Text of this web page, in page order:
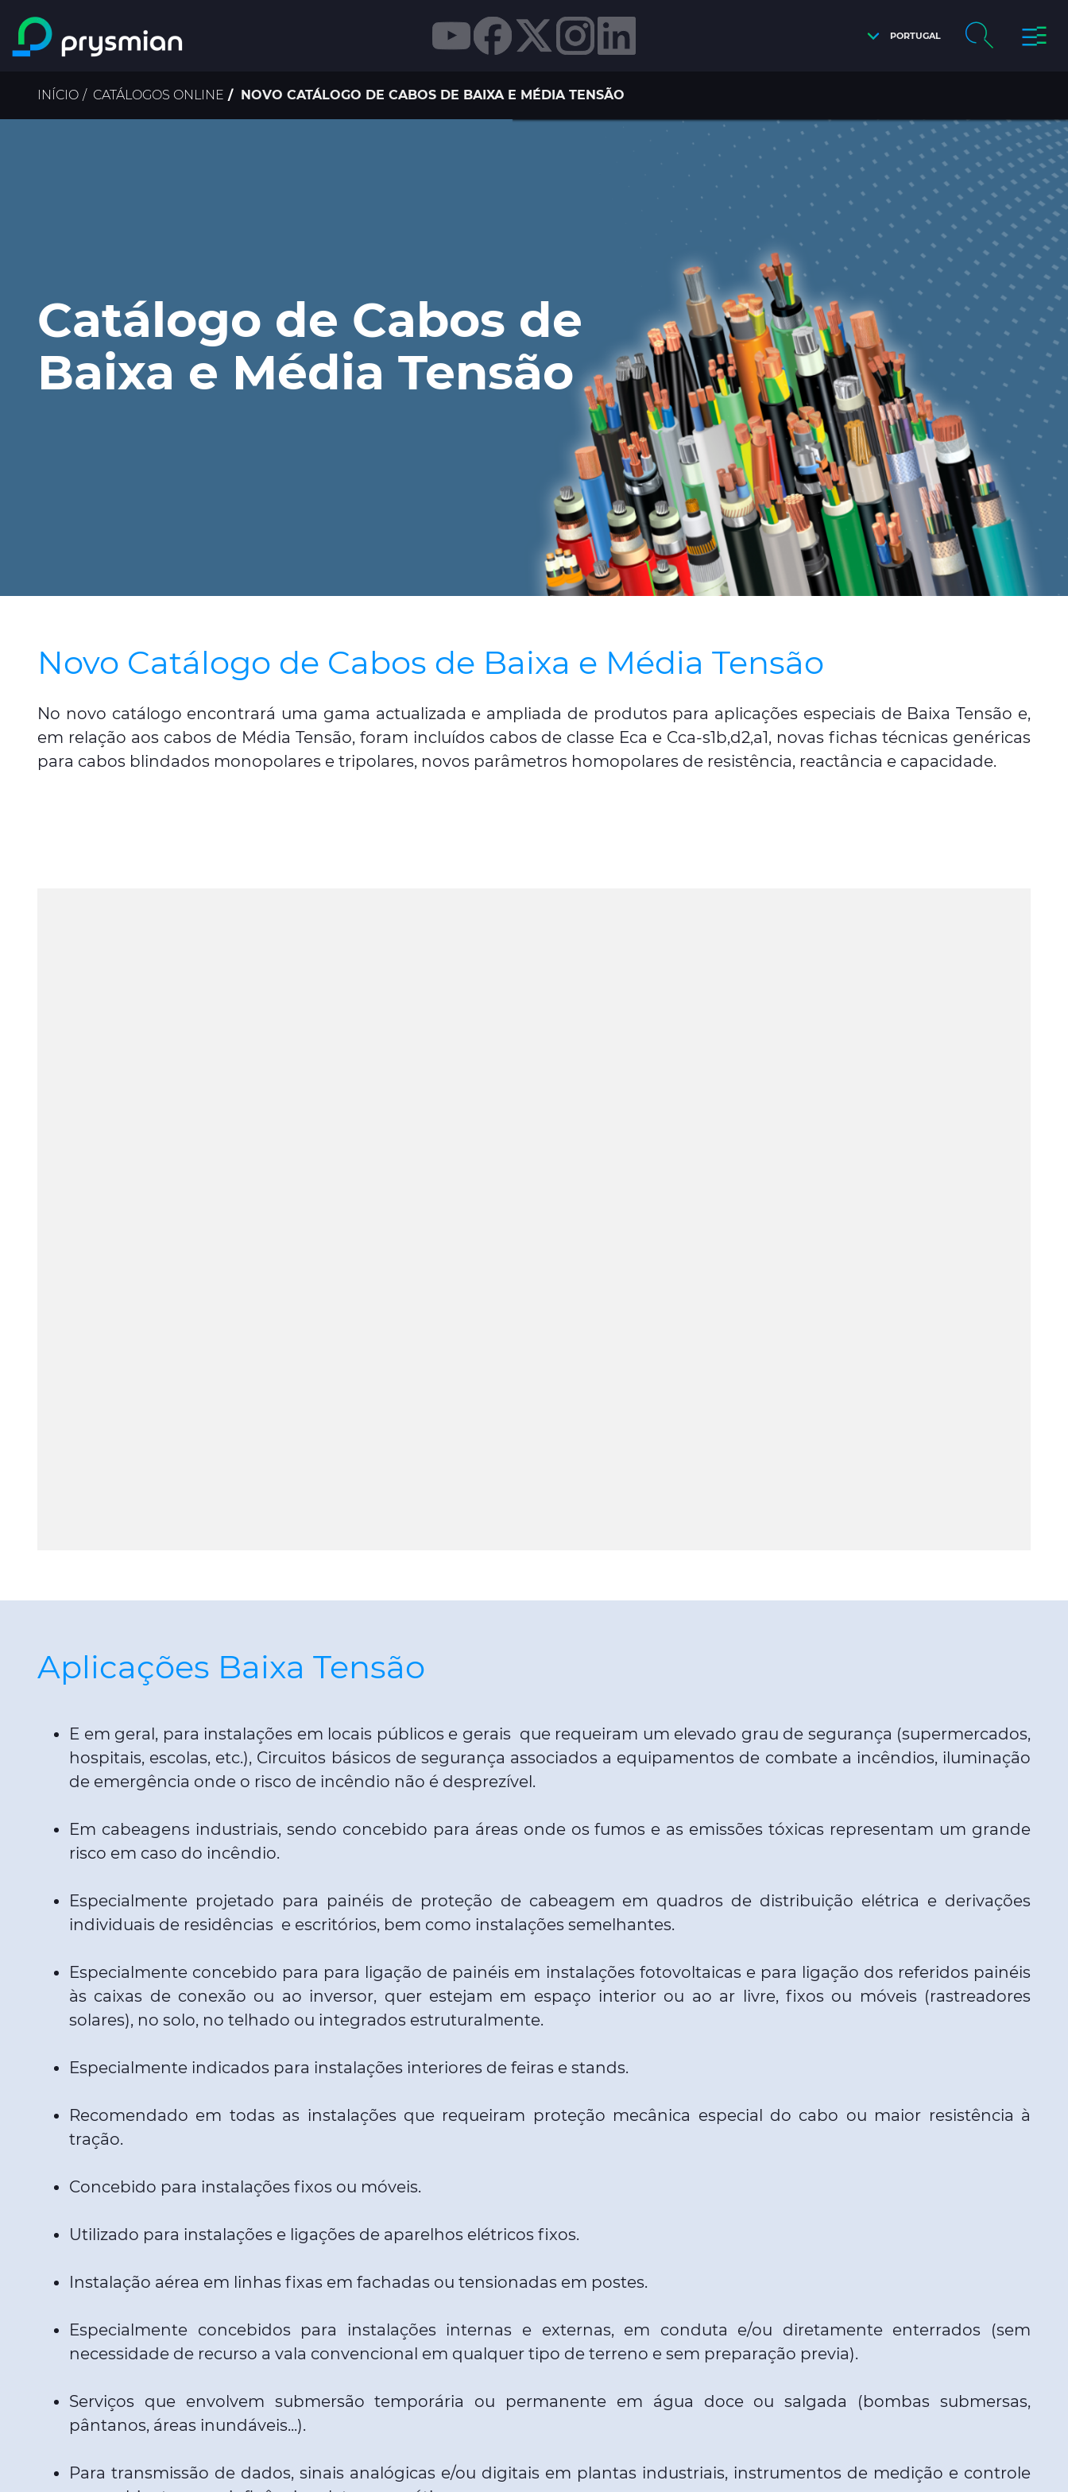
Ir para o conteúdo
principal
PORTUGAL
Navegação
estrutural
INÍCIO CATÁLOGOS ONLINE NOVO CATÁLOGO DE CABOS DE BAIXA E MÉDIA TENSÃO
Catálogo de Cabos de
Baixa e Média Tensão
Novo Catálogo de Cabos de Baixa e Média Tensão
No novo catálogo encontrará uma gama actualizada e ampliada de produtos para aplicações especiais de Baixa Tensão e,
em relação aos cabos de Média Tensão, foram incluídos cabos de classe Eca e Cca-s1b,d2,a1, novas fichas técnicas genéricas
para cabos blindados monopolares e tripolares, novos parâmetros homopolares de resistência, reactância e capacidade.
Aplicações Baixa Tensão
E em geral, para instalações em locais públicos e gerais que requeiram um elevado grau de segurança (supermercados,
hospitais, escolas, etc.), Circuitos básicos de segurança associados a equipamentos de combate a incêndios, iluminação
de emergência onde o risco de incêndio não é desprezível.
Em cabeagens industriais, sendo concebido para áreas onde os fumos e as emissões tóxicas representam um grande
risco em caso do incêndio.
Especialmente projetado para painéis de proteção de cabeagem em quadros de distribuição elétrica e derivações
individuais de residências e escritórios, bem como instalações semelhantes.
Especialmente concebido para para ligação de painéis em instalações fotovoltaicas e para ligação dos referidos painéis
às caixas de conexão ou ao inversor, quer estejam em espaço interior ou ao ar livre, fixos ou móveis (rastreadores
solares), no solo, no telhado ou integrados estruturalmente.
Especialmente indicados para instalações interiores de feiras e stands.
Recomendado em todas as instalações que requeiram proteção mecânica especial do cabo ou maior resistência à
tração.
Concebido para instalações fixos ou móveis.
Utilizado para instalações e ligações de aparelhos elétricos fixos.
Instalação aérea em linhas fixas em fachadas ou tensionadas em postes.
Especialmente concebidos para instalações internas e externas, em conduta e/ou diretamente enterrados (sem
necessidade de recurso a vala convencional em qualquer tipo de terreno e sem preparação previa).
Serviços que envolvem submersão temporária ou permanente em água doce ou salgada (bombas submersas,
pântanos, áreas inundáveis...).
Para transmissão de dados, sinais analógicas e/ou digitais em plantas industriais, instrumentos de medição e controle